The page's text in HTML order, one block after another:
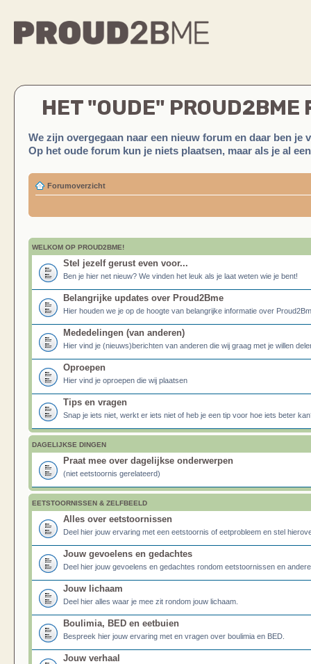
HET "OUDE" PROUD2BME
We zijn overgegaan naar een nieuw forum en daar ben je
Op het oude forum kun je niets plaatsen, maar als je al
Forumoverzicht
WELKOM OP PROUD2BME!
Stel jezelf gerust even voor...
Ben je hier net nieuw? We vinden het leuk als je laat weten wie je bent!
Belangrijke updates over Proud2Bme
Hier houden we je op de hoogte van belangrijke informatie over
Mededelingen (van anderen)
Hier vind je (nieuws)berichten van anderen die wij graag met je willen
Oproepen
Hier vind je oproepen die wij plaatsen
Tips en vragen
Snap je iets niet, werkt er iets niet of heb je een tip voor hoe iets beter
DAGELIJKSE DINGEN
Praat mee over dagelijkse onderwerpen
(niet eetstoornis gerelateerd)
EETSTOORNISSEN & ZELFBEELD
Alles over eetstoornissen
Deel hier jouw ervaring met een eetstoornis of eetprobleem en stel
Jouw gevoelens en gedachtes
Deel hier jouw gevoelens en gedachtes rondom eetstoornissen en
Jouw lichaam
Deel hier alles waar je mee zit rondom jouw lichaam.
Boulimia, BED en eetbuien
Bespreek hier jouw ervaring met en vragen over boulimia en BED.
Jouw verhaal